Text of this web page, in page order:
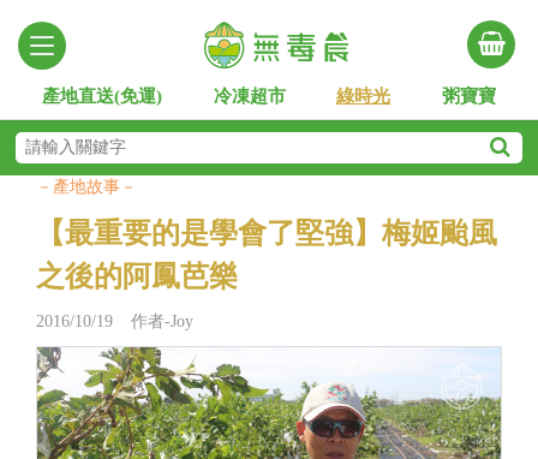
產地直送(免運) 冷凍超市 綠時光 粥寶寶
－產地故事－
【最重要的是學會了堅強】梅姬颱風
之後的阿鳳芭樂
2016/10/19 作者-Joy